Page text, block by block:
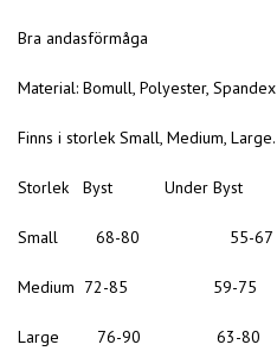
Bra andasförmåga
Material: Bomull, Polyester, Spandex
Finns i storlek Small, Medium, Large.
Storlek Byst Under Byst
Small 68-80 55-67
Medium 72-85 59-75
Large 76-90 63-80